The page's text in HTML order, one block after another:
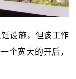
设施，但该工作
个宽大的开后，